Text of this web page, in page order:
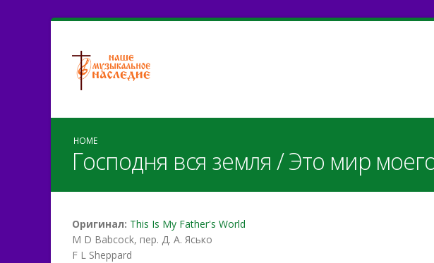
HOME
Господня вся земля / Это мир
Оригинал: This Is My Father's World
M D Babcock, пер. Д. А. Ясько
F L Sheppard